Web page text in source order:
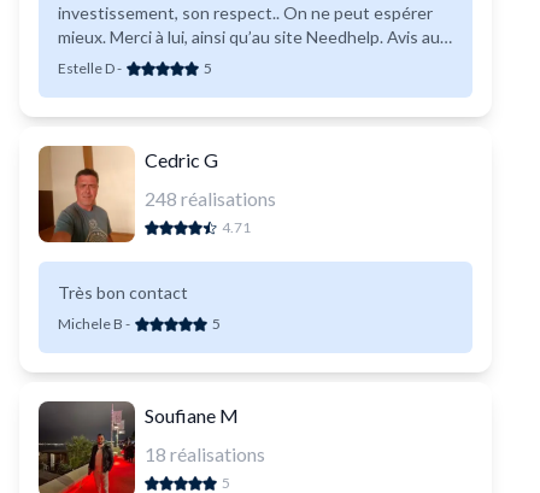
investissement, son respect.. On ne peut espérer
mieux. Merci à lui, ainsi qu’au site Needhelp. Avis aux
utilisateurs : Toute confiance en les qualités de
Estelle D- 5
Cedric G
248 réalisations
4.71
Très bon contact
Michele B - 5
Soufiane M
18 réalisations
5